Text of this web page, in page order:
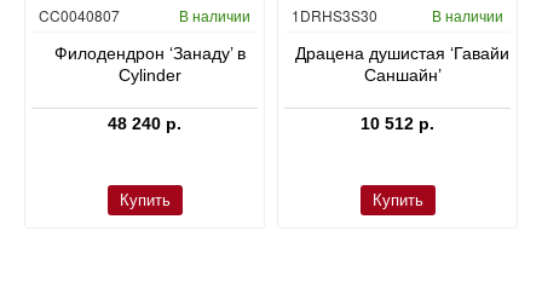
CC0040807 В наличии
Филодендрон ‘Занаду’ в
Cylinder
48 240 р.
Купить
Гидропоника
1DRHS3S30 В наличии
Драцена душистая ‘Гавайи
Саншайн’
10 512 р.
Купить